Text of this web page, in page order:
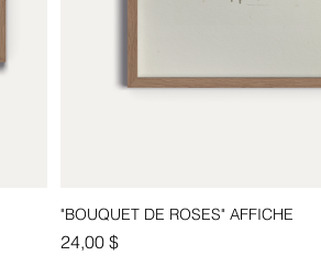
Aperçu rapide
"BOUQUET DE ROSES" AFFICHE
Prix
24,00 $